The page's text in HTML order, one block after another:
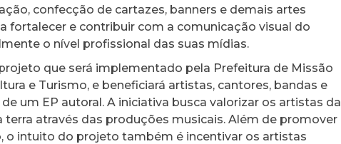
confecção de cartazes, banners e demais artes
fortalecer e contribuir com a comunicação visual do
o nível profissional das suas mídias.
que será implementado pela Prefeitura de Missão
e Turismo, e beneficiará artistas, cantores, bandas e
um EP autoral. A iniciativa busca valorizar os artistas da
terra através das produções musicais. Além de promover
o intuito do projeto também é incentivar os artistas